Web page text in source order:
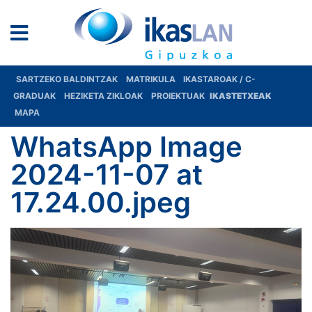
SARTZEKO BALDINTZAK MATRIKULA
IKASTAROAK / C-
GRADUAK
HEZIKETA ZIKLOAK PROIEKTUAK IKASTETXEAK
MAPA
WhatsApp Image
2024-11-07 at
17.24.00.jpeg